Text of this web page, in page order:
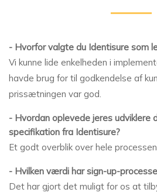
- Hvorfor valgte du Identisure som
Vi kunne lide enkelheden i
havde brug for til godkendelse af
prissætningen var god.
- Hvordan oplevede jeres udviklere
specifikation fra Identisure?
Et godt overblik over hele
- Hvilken værdi har sign-up-
Det har gjort det muligt for os at